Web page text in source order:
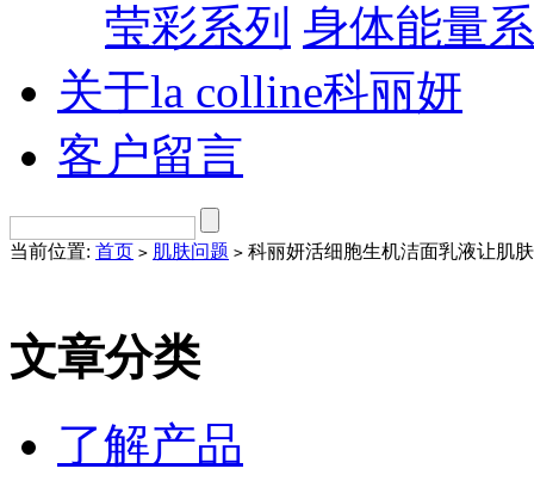
莹彩系列 身体能量
关于la colline科丽妍
客户留言
当前位置: 首页 > 肌肤问题 > 科丽妍活细胞生机洁面乳液让肌
文章分类
了解产品